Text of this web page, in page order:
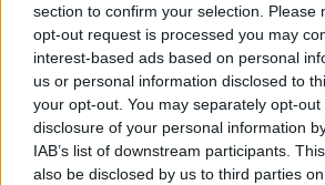
section to confirm your selection. Please
opt-out request is processed you may
interest-based ads based on personal
us or personal information disclosed to
your opt-out. You may separately opt-
disclosure of your personal information
IAB’s list of downstream participants.
also be disclosed by us to third parties
Αθλητισμός|22.06.2024 18:00
Ο ηρωικός Μαμαρντασβίλι
όρθια τη Γεωργία
ανώτερη Τσεχία - Ελπίζουν
Η Γεωργία πήρε τον πρώτο
μεγάλη διοργάνωση